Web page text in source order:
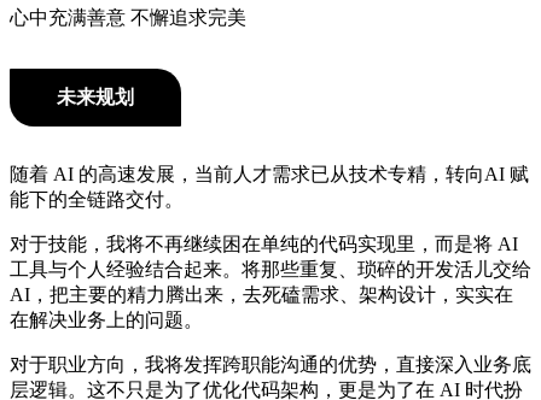
心中充满善意 不懈追求完美
未来规划
随着 AI 的高速发展，当前人才需求已从技术专精，转向AI 赋
能下的全链路交付。
对于技能，我将不再继续困在单纯的代码实现里，而是将 AI
工具与个人经验结合起来。将那些重复、琐碎的开发活儿交给
AI，把主要的精力腾出来，去死磕需求、架构设计，实实在
在解决业务上的问题。
对于职业方向，我将发挥跨职能沟通的优势，直接深入业务底
层逻辑。这不只是为了优化代码架构，更是为了在 AI 时代扮